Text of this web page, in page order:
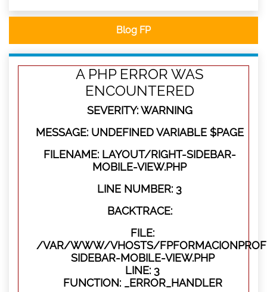
Blog FP
A PHP ERROR WAS
ENCOUNTERED
SEVERITY: WARNING
MESSAGE: UNDEFINED VARIABLE $PAGE
FILENAME: LAYOUT/RIGHT-SIDEBAR-
MOBILE-VIEW.PHP
LINE NUMBER: 3
BACKTRACE:
FILE:
/VAR/WWW/VHOSTS/
SIDEBAR-MOBILE-VIEW.PHP
LINE: 3
FUNCTION: _ERROR_HANDLER